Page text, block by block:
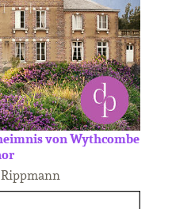
von Wythcombe